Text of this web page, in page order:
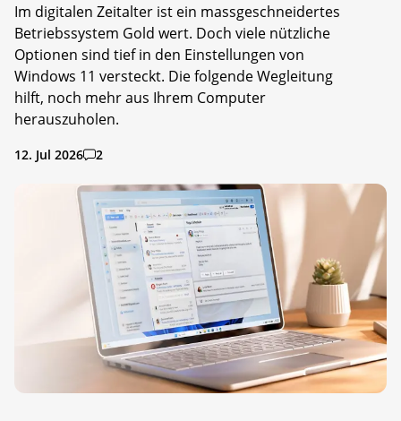
Im digitalen Zeitalter ist ein massgeschneidertes
Betriebssystem Gold wert. Doch viele nützliche
Optionen sind tief in den Einstellungen von
Windows 11 versteckt. Die folgende Wegleitung
hilft, noch mehr aus Ihrem Computer
herauszuholen.
12. Jul 2026 2